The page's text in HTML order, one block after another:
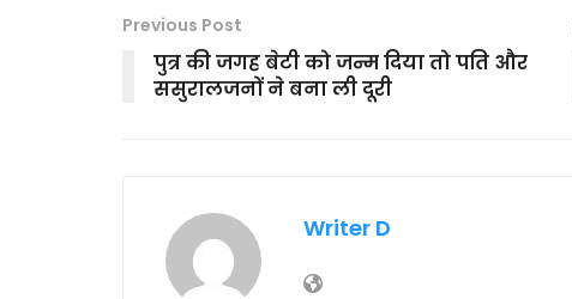
Previous Post
पुत्र की जगह बेटी को जन्म दिया तो पति और
ससुरालजनों ने बना ली दूरी
Writer D